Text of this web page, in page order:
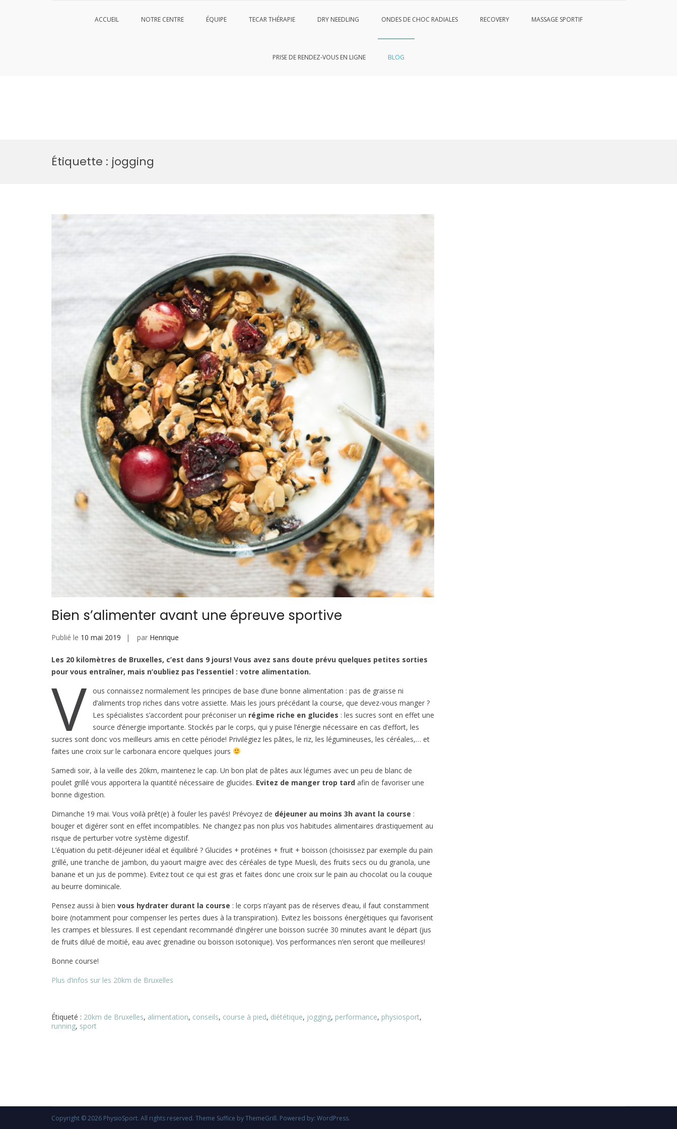
ACCUEIL NOTRE CENTRE ÉQUIPE TECAR THÉRAPIE DRY NEEDLING ONDES DE CHOC RADIALES RECOVERY MASSAGE SPORTIF
PRISE DE RENDEZ-VOUS EN LIGNE BLOG
Étiquette : jogging
Bien s’alimenter avant une épreuve sportive
Publié le 10 mai 2019 par Henrique
Les 20 kilomètres de Bruxelles, c’est dans 9 jours! Vous avez sans doute prévu quelques petites sorties
pour vous entraîner, mais n’oubliez pas l’essentiel : votre alimentation.
V
ous connaissez normalement les principes de base d’une bonne alimentation : pas de graisse ni
d’aliments trop riches dans votre assiette. Mais les jours précédant la course, que devez-vous manger ?
Les spécialistes s’accordent pour préconiser un régime riche en glucides : les sucres sont en effet une
source d’énergie importante. Stockés par le corps, qui y puise l’énergie nécessaire en cas d’effort, les
sucres sont donc vos meilleurs amis en cette période! Privilégiez les pâtes, le riz, les légumineuses, les céréales,… et
faites une croix sur le carbonara encore quelques jours
Samedi soir, à la veille des 20km, maintenez le cap. Un bon plat de pâtes aux légumes avec un peu de blanc de
poulet grillé vous apportera la quantité nécessaire de glucides. Evitez de manger trop tard afin de favoriser une
bonne digestion.
Dimanche 19 mai. Vous voilà prêt(e) à fouler les pavés! Prévoyez de déjeuner au moins 3h avant la course :
bouger et digérer sont en effet incompatibles. Ne changez pas non plus vos habitudes alimentaires drastiquement au
risque de perturber votre système digestif.
L’équation du petit-déjeuner idéal et équilibré ? Glucides + protéines + fruit + boisson (choisissez par exemple du pain
grillé, une tranche de jambon, du yaourt maigre avec des céréales de type Muesli, des fruits secs ou du granola, une
banane et un jus de pomme). Evitez tout ce qui est gras et faites donc une croix sur le pain au chocolat ou la couque
au beurre dominicale.
Pensez aussi à bien vous hydrater durant la course : le corps n’ayant pas de réserves d’eau, il faut constamment
boire (notamment pour compenser les pertes dues à la transpiration). Evitez les boissons énergétiques qui favorisent
les crampes et blessures. Il est cependant recommandé d’ingérer une boisson sucrée 30 minutes avant le départ (jus
de fruits dilué de moitié, eau avec grenadine ou boisson isotonique). Vos performances n’en seront que meilleures!
Bonne course!
Plus d’infos sur les 20km de Bruxelles
Étiqueté : 20km de Bruxelles, alimentation, conseils, course à pied, diététique, jogging, performance, physiosport,
running, sport
Copyright © 2026 PhysioSport. All rights reserved. Theme Suffice by ThemeGrill. Powered by: WordPress.